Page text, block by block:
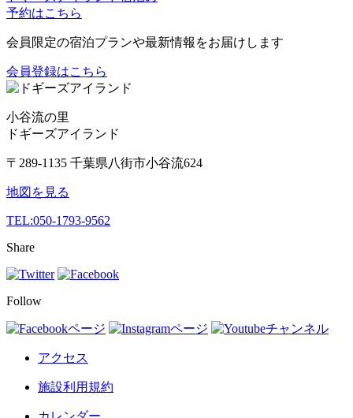
予約はこちら
会員限定の宿泊プランや最新情報をお届けします
会員登録はこちら
小谷流の里
ドギーズアイランド
〒289-1135 千葉県八街市小谷流624
地図を見る
TEL:050-1793-9562
Share
Follow
アクセス
施設利用規約